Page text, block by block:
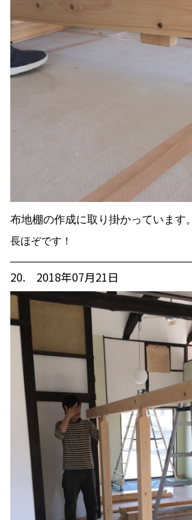
布地棚の作成に取り掛かっています。
長ほぞです！
20. 2018年07月21日